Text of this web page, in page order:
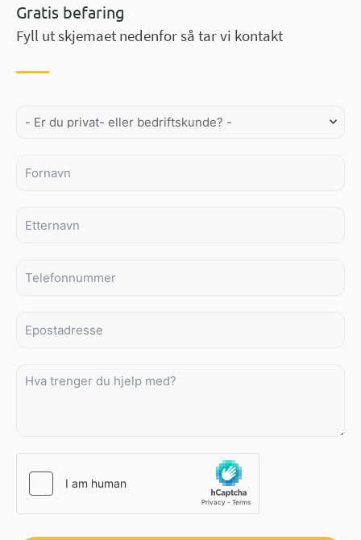
Gratis befaring
Fyll ut skjemaet nedenfor så tar vi kontakt